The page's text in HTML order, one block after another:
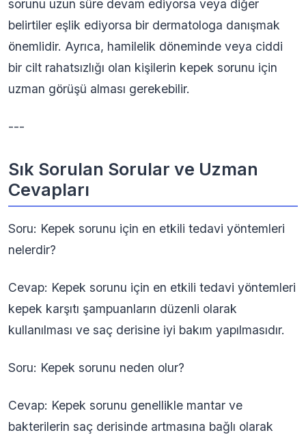
sorunu uzun süre devam ediyorsa veya diğer
belirtiler eşlik ediyorsa bir dermatologa danışmak
önemlidir. Ayrıca, hamilelik döneminde veya ciddi
bir cilt rahatsızlığı olan kişilerin kepek sorunu için
uzman görüşü alması gerekebilir.
---
Sık Sorulan Sorular ve Uzman
Cevapları
Soru: Kepek sorunu için en etkili tedavi yöntemleri
nelerdir?
Cevap: Kepek sorunu için en etkili tedavi yöntemleri
kepek karşıtı şampuanların düzenli olarak
kullanılması ve saç derisine iyi bakım yapılmasıdır.
Soru: Kepek sorunu neden olur?
Cevap: Kepek sorunu genellikle mantar ve
bakterilerin saç derisinde artmasına bağlı olarak